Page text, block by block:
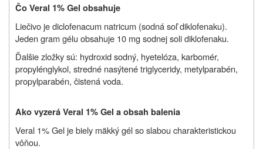
Čo Veral 1% Gel obsahuje
Liečivo je diclofenacum natricum (sodná soľ diklofenaku).
Jeden gram gélu obsahuje 10 mg sodnej soli diklofenaku.
Ďalšie zložky sú: hydroxid sodný, hyetelóza, karbomér,
propylénglykol, stredné nasýtené triglyceridy, metylparabén,
propylparabén, čistená voda.
Ako vyzerá Veral 1% Gel a obsah balenia
Veral 1% Gel je biely mäkký gél so slabou charakteristickou
vôňou.